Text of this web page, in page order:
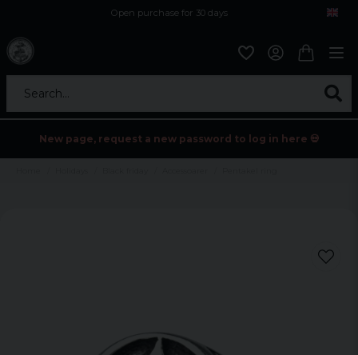
Open purchase for 30 days
Search...
New page, request a new password to log in here 💀